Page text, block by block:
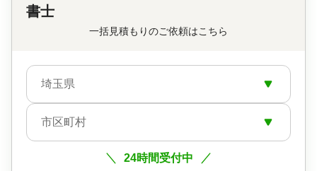
書士
一括見積もりのご依頼はこちら
埼玉県
市区町村
24時間受付中